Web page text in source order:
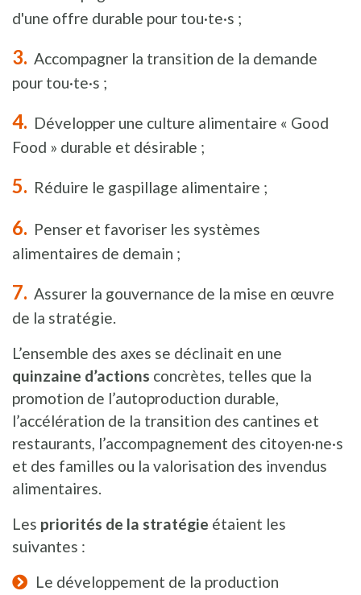
d'une offre durable pour tou·te·s ;
Accompagner la transition de la demande
pour tou·te·s ;
Développer une culture alimentaire « Good
Food » durable et désirable ;
Réduire le gaspillage alimentaire ;
Penser et favoriser les systèmes
alimentaires de demain ;
Assurer la gouvernance de la mise en œuvre
de la stratégie.
L’ensemble des axes se déclinait en une
quinzaine d’actions concrètes, telles que la
promotion de l’autoproduction durable,
l’accélération de la transition des cantines et
restaurants, l’accompagnement des citoyen·ne·s
et des familles ou la valorisation des invendus
alimentaires.
Les priorités de la stratégie étaient les
suivantes :
Le développement de la production